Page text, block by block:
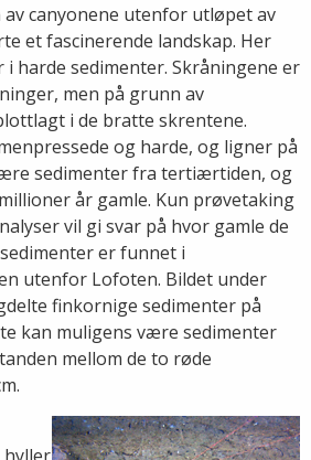
canyonene utenfor utløpet av
et fascinerende landskap. Her
harde sedimenter. Skråningene er
men på grunn av
i de bratte skrentene.
og harde, og ligner på
sedimenter fra tertiærtiden, og
år gamle. Kun prøvetaking
vil gi svar på hvor gamle de
er funnet i
utenfor Lofoten. Bildet under
finkornige sedimenter på
kan muligens være sedimenter
mellom de to røde